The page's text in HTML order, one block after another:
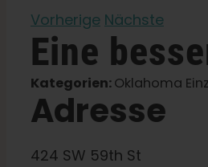
Vorherige Nächste
Eine
Kategorien:Oklahoma
Adresse
424 SW 59th St